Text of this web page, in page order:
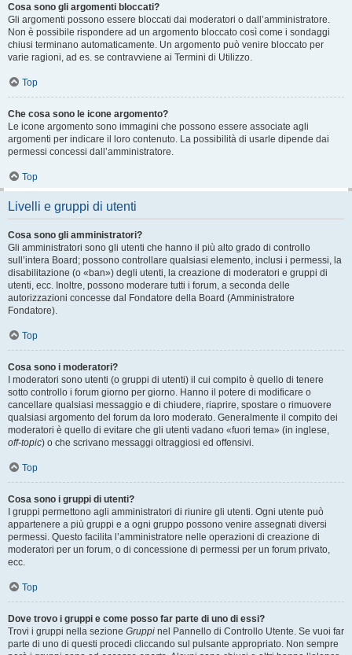
Cosa sono gli argomenti bloccati?
Gli argomenti possono essere bloccati dai moderatori o dall’amministratore.
Non è possibile rispondere ad un argomento bloccato così come i sondaggi
chiusi terminano automaticamente. Un argomento può venire bloccato per
varie ragioni, ad es. se contravviene ai Termini di Utilizzo.
Top
Che cosa sono le icone argomento?
Le icone argomento sono immagini che possono essere associate agli
argomenti per indicare il loro contenuto. La possibilità di usarle dipende dai
permessi concessi dall’amministratore.
Top
Livelli e gruppi di utenti
Cosa sono gli amministratori?
Gli amministratori sono gli utenti che hanno il più alto grado di controllo
sull’intera Board; possono controllare qualsiasi elemento, inclusi i permessi, la
disabilitazione (o «ban») degli utenti, la creazione di moderatori e gruppi di
utenti, ecc. Inoltre, possono moderare tutti i forum, a seconda delle
autorizzazioni concesse dal Fondatore della Board (Amministratore
Fondatore).
Top
Cosa sono i moderatori?
I moderatori sono utenti (o gruppi di utenti) il cui compito è quello di tenere
sotto controllo i forum giorno per giorno. Hanno il potere di modificare o
cancellare qualsiasi messaggio e di chiudere, riaprire, spostare o rimuovere
qualsiasi argomento del forum da loro moderato. Generalmente il compito dei
moderatori è quello di evitare che gli utenti vadano «fuori tema» (in inglese,
off-topic) o che scrivano messaggi oltraggiosi ed offensivi.
Top
Cosa sono i gruppi di utenti?
I gruppi permettono agli amministratori di riunire gli utenti. Ogni utente può
appartenere a più gruppi e a ogni gruppo possono venire assegnati diversi
permessi. Questo facilita l’amministratore nelle operazioni di creazione di
moderatori per un forum, o di concessione di permessi per un forum privato,
ecc.
Top
Dove trovo i gruppi e come posso far parte di uno di essi?
Trovi i gruppi nella sezione Gruppi nel Pannello di Controllo Utente. Se vuoi far
parte di uno di questi procedi cliccando sul pulsante appropriato. Non sempre